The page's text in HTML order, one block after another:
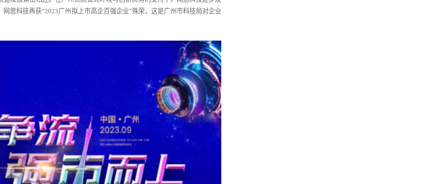
思科技再获“2023广州拟上市高企百强企业”殊荣，这是广州市科技局对企业